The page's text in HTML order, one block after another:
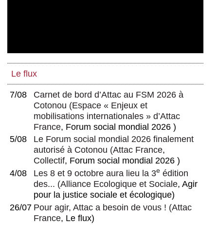
repris par Benoît Borrits
La propriété : la dépasser ou la
dépecer ?
Le flux
7/08
Carnet de bord d’Attac au FSM 2026 à
Cotonou (Espace « Enjeux et
mobilisations internationales » d’Attac
France, Forum social mondial 2026 )
5/08
Le Forum social mondial 2026 finalement
autorisé à Cotonou (Attac France,
Collectif, Forum social mondial 2026 )
4/08
Les 8 et 9 octobre aura lieu la 3e édition
des... (Alliance Ecologique et Sociale, Agir
pour la justice sociale et écologique)
26/07 Pour agir, Attac a besoin de vous ! (Attac
France, Le flux)